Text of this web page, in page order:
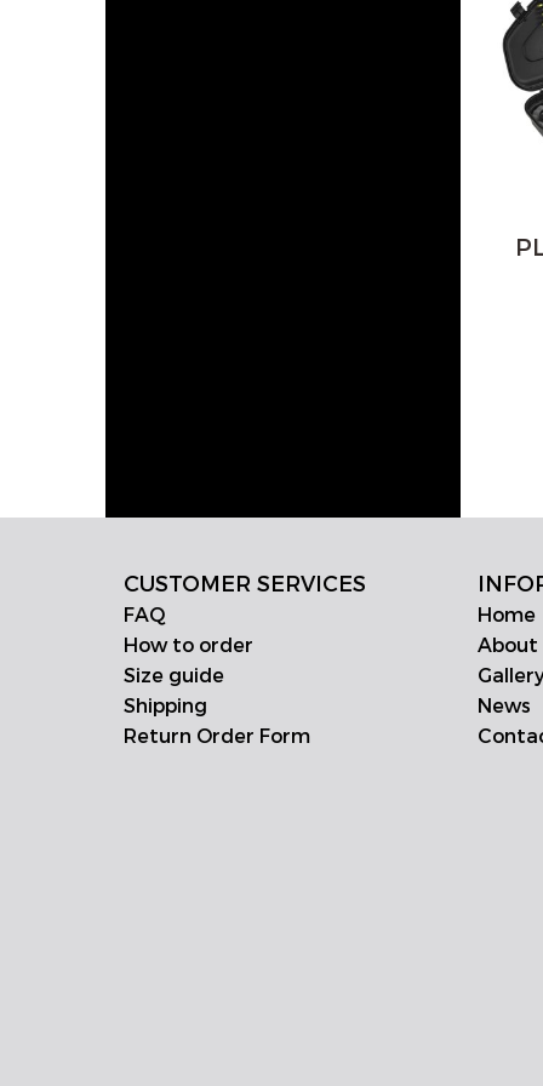
CUSTOMER SERVICES
FAQ
How to order
Size guide
Shipping
Return Order Form
Home
About
News